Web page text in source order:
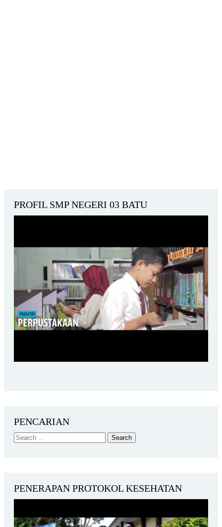
PROFIL SMP NEGERI 03 BATU
PENCARIAN
PENERAPAN PROTOKOL KESEHATAN